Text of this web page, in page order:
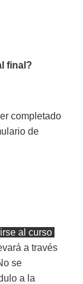
final?
completado
de
al curso
a través
se
a la